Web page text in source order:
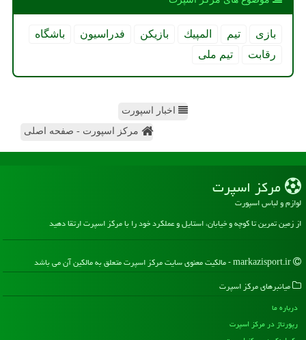
بازی تیم المپیك بازیكن فدراسیون
باشگاه
رقابت
تیم ملی
اخبار اسپورت
مرکز اسپورت - صفحه اصلی
مركز اسپرت
لوازم و لباس اسپورت
از زمین تمرین تا کوچه و خیابان، استایل و عملکرد خود را با مرکز اسپرت ارتقا دهید
میانبرهای مركز اسپرت
درباره ما
رپورتاژ در مركز اسپرت